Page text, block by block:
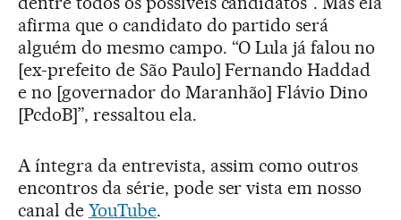
afirma que o candidato do partido será
alguém do mesmo campo. “O Lula já falou no
[ex-prefeito de São Paulo] Fernando Haddad
e no [governador do Maranhão] Flávio Dino
[PcdoB]”, ressaltou ela.
A íntegra da entrevista, assim como outros
encontros da série, pode ser vista em nosso
canal de YouTube.